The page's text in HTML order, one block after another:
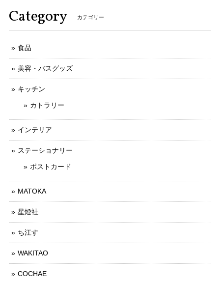
Category カテゴリー
食品
美容・バスグッズ
キッチン
カトラリー
インテリア
ステーショナリー
ポストカード
MATOKA
星燈社
ち江す
WAKITAO
COCHAE